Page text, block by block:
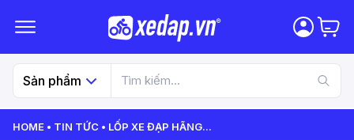
Sản phẩm
HOME TIN TỨC LỐP XE ĐẠP HÃNG...